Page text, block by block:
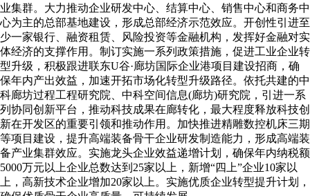
业集群。大力推动企业研发中心、结算中心、销售中心和商务中
心为主的总部基地建设，形成总部经济示范效应。开创性引进至
少一家银行、融资租赁、风险投资等金融机构，发挥好金融对实
体经济的支撑作用。制订实施一系列政策措施，促进工业企业转
型升级，积极跟进联东U谷·廊坊国际企业港项目建设招商，确
保年内产出效益，加速开拓市场化转型升级路径。依托共建的中
科廊坊过程工程研究院、中科空间信息(廊坊)研究院，引进一系
列协同创新平台，推动科技成果在廊转化，最大程度释放科技创
新在开发区的重要引领和推动作用。加快推进精雕数控机床三期
等项目建设，提升高端装备骨干企业研发制造能力，形成高端装
备产业集群效应。实施龙头企业效益递增计划，确保年内纳税额
5000万元以上企业总数达到25家以上，新增“四上”企业10家以
上，高新技术企业增加20家以上。实施优质企业转型提升计划，